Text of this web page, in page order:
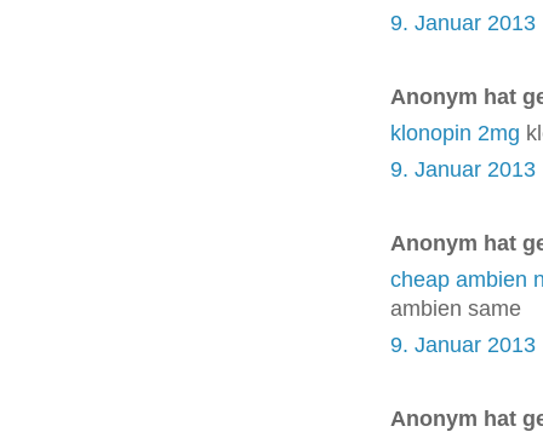
9. Januar 2013
Anonym hat
klonopin 2mg
9. Januar 2013
Anonym hat
cheap ambien
ambien same
9. Januar 2013
Anonym hat